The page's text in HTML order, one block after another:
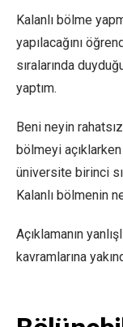
Kalanlı bölme
yapılacağını
sıralarında
yaptım.
Beni neyin
bölmeyi açıklarken
üniversite birinci
Kalanlı bölmenin
Açıklamanın
kavramlarına